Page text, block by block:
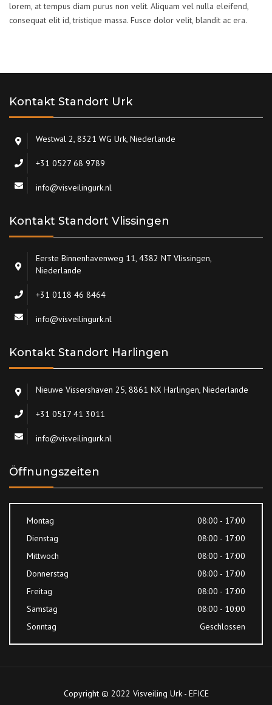
lorem, at tempus diam purus non velit. Aliquam vel nulla eleifend,
consequat elit id, tristique massa. Fusce dolor velit, blandit ac era.
Kontakt Standort Urk
Westwal 2, 8321 WG Urk, Niederlande
+31 0527 68 9789
info@visveilingurk.nl
Kontakt Standort Vlissingen
Eerste Binnenhavenweg 11, 4382 NT Vlissingen,
Niederlande
+31 0118 46 8464
info@visveilingurk.nl
Kontakt Standort Harlingen
Nieuwe Vissershaven 25, 8861 NX Harlingen, Niederlande
+31 0517 41 3011
info@visveilingurk.nl
Öffnungszeiten
Montag
08:00 - 17:00
Dienstag
08:00 - 17:00
Mittwoch
08:00 - 17:00
Donnerstag
08:00 - 17:00
Freitag
08:00 - 17:00
Samstag
08:00 - 10:00
Sonntag
Geschlossen
Copyright © 2022 Visveiling Urk - EFICE